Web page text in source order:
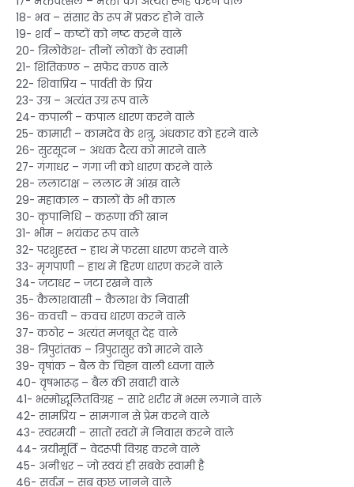
18- भव – संसार के रूप में प्रकट होने वाले
19- शर्व – कष्टों को नष्ट करने वाले
20- त्रिलोकेश- तीनों लोकों के स्वामी
21- शितिकण्ठ – सफेद कण्ठ वाले
22- शिवाप्रिय – पार्वती के प्रिय
23- उग्र – अत्यंत उग्र रूप वाले
24- कपाली – कपाल धारण करने वाले
25- कामारी – कामदेव के शत्रु, अंधकार को हरने वाले
26- सुरसूदन – अंधक दैत्य को मारने वाले
27- गंगाधर – गंगा जी को धारण करने वाले
28- ललाटाक्ष – ललाट में आंख वाले
29- महाकाल – कालों के भी काल
30- कृपानिधि – करूणा की खान
31- भीम – भयंकर रूप वाले
32- परशुहस्त – हाथ में फरसा धारण करने वाले
33- मृगपाणी – हाथ में हिरण धारण करने वाले
34- जटाधर – जटा रखने वाले
35- कैलाशवासी – कैलाश के निवासी
36- कवची – कवच धारण करने वाले
37- कठोर – अत्यंत मजबूत देह वाले
38- त्रिपुरांतक – त्रिपुरासुर को मारने वाले
39- वृषांक – बैल के चिह्न वाली ध्वजा वाले
40- वृषभारूढ़ – बैल की सवारी वाले
41- भस्मोद्धूलितविग्रह – सारे शरीर में भस्म लगाने वाले
42- सामप्रिय – सामगान से प्रेम करने वाले
43- स्वरमयी – सातों स्वरों में निवास करने वाले
44- त्रयीमूर्ति – वेदरूपी विग्रह करने वाले
45- अनीश्वर – जो स्वयं ही सबके स्वामी है
46- सर्वज्ञ – सब कुछ जानने वाले